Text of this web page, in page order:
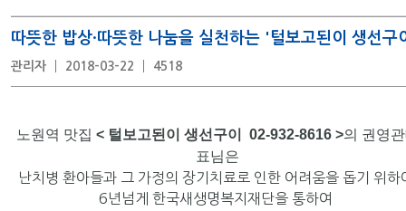
따뜻한 밥상·따뜻한 나눔을 실천하는 '털보고된이 생선구
관리자 2018-03-22 4518
노원역 맛집 < 털보고된이 생선구이 02-932-8616 >의 권영
표님은
난치병 환아들과 그 가정의 장기치료로 인한 어려움을 돕기 위
6년넘게 한국새생명복지재단을 통하여